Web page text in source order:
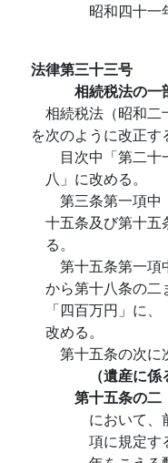
昭和四十一
法律第三十三号
相続税法の一
相続税法（昭和二
を次のように改正す
目次中「第二
八」に改める。
第三条第一項中
十五条及び第十五
る。
第十五条第一項
から第十八条の二
「四百万円」に
改める。
第十五条の次に
（遺産に
第十五条の二
において、
項に規定す